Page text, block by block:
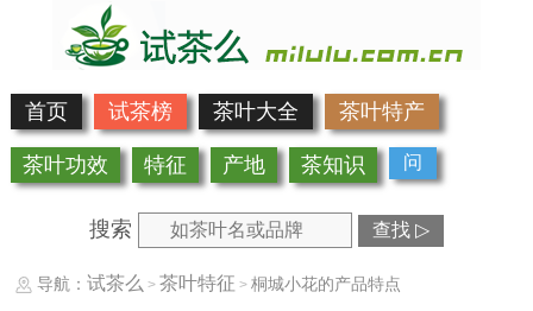
首页 试茶榜 茶叶大全 茶叶特产
茶叶功效 特征 产地 茶知识 问
搜索 查找 ▷
导航： 试茶么 > 茶叶特征 > 桐城小花的产品特点